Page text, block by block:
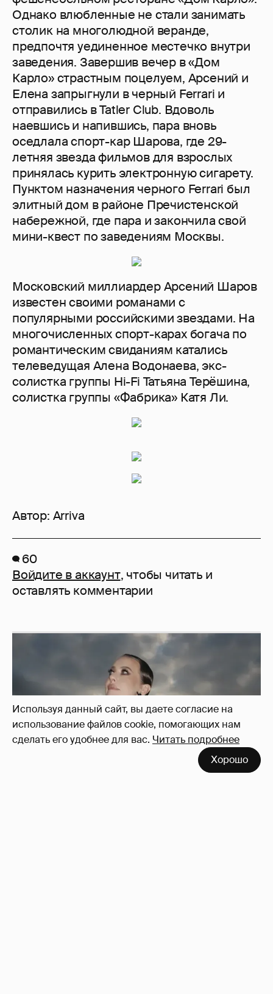
Используя данный сайт, вы даете согласие на
использование файлов cookie, помогающих нам
сделать его удобнее для вас. Читать подробнее
Хорошо
Однако влюбленные не стали занимать
столик на многолюдной веранде,
предпочтя уединенное местечко внутри
заведения. Завершив вечер в «Дом
Карло» страстным поцелуем, Арсений и
Елена запрыгнули в черный Ferrari и
отправились в Tatler Club. Вдоволь
наевшись и напившись, пара вновь
оседлала спорт-кар Шарова, где 29-
летняя звезда фильмов для взрослых
принялась курить электронную сигарету.
Пунктом назначения черного Ferrari был
элитный дом в районе Пречистенской
набережной, где пара и закончила свой
мини-квест по заведениям Москвы.
Московский миллиардер Арсений Шаров
известен своими романами с
популярными российскими звездами. На
многочисленных спорт-карах богача по
романтическим свиданиям катались
телеведущая Алена Водонаева, экс-
солистка группы Hi-Fi Татьяна Терёшина,
солистка группы «Фабрика» Катя Ли.
Автор: Arriva
60
Войдите в аккаунт, чтобы читать и
оставлять комментарии